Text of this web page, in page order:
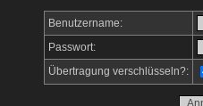
Benutzername:
Passwort:
Übertragung verschlüsseln?: